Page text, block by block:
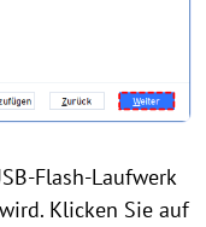
Flash-Laufwerk
Klicken Sie auf